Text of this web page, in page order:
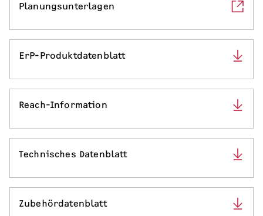
Planungsunterlagen
ErP-Produktdatenblatt
Reach-Information
Technisches Datenblatt
Zubehördatenblatt